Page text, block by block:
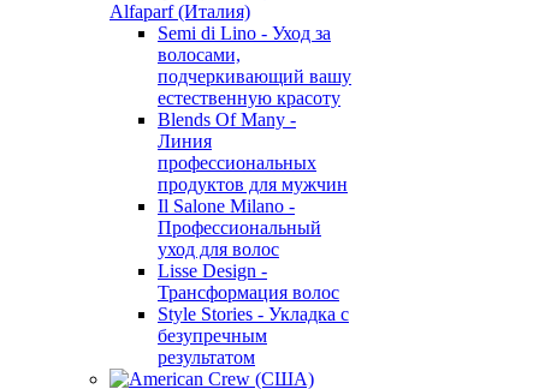
Alfaparf (Италия)
Semi di Lino - Уход за
волосами,
подчеркивающий вашу
естественную красоту
Blends Of Many -
Линия
профессиональных
продуктов для мужчин
Il Salone Milano -
Профессиональный
уход для волос
Lisse Design -
Трансформация волос
Style Stories - Укладка с
безупречным
результатом